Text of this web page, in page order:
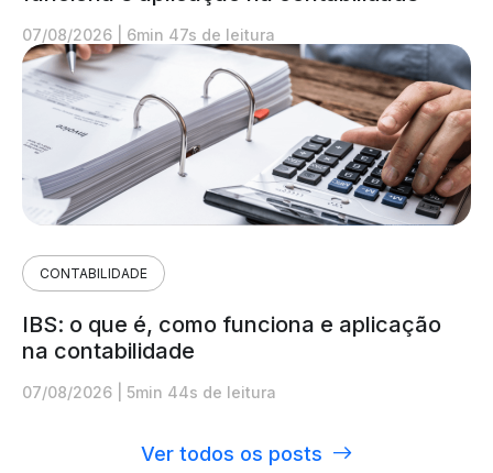
07/08/2026 6min 47s de leitura
CONTABILIDADE
IBS: o que é, como funciona e aplicação
na contabilidade
07/08/2026 5min 44s de leitura
Ver todos os posts